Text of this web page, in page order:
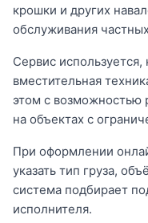
крошки и других
обслуживания
Сервис используется,
вместительная
этом с возможностью
на объектах с
При оформлении
указать тип груза,
система подбирает
исполнителя.